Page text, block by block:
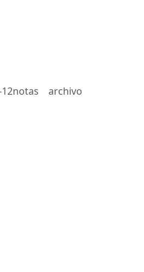
12notas archivo